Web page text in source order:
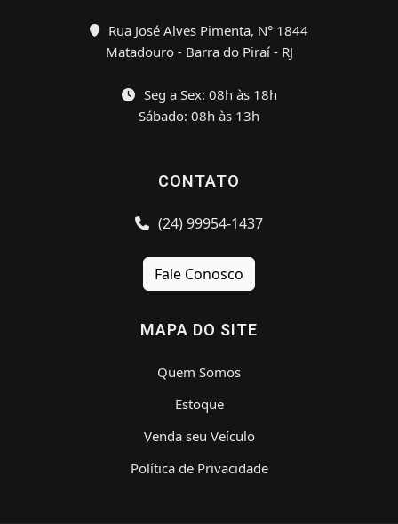
Rua José Alves Pimenta, N° 1844
Matadouro - Barra do Piraí - RJ
Seg a Sex: 08h às 18h
Sábado: 08h às 13h
CONTATO
(24) 99954-1437
Fale Conosco
MAPA DO SITE
Quem Somos
Estoque
Venda seu Veículo
Política de Privacidade